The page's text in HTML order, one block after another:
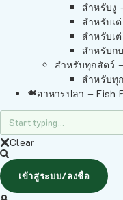
สำหรับงู
สำหรับเ
สำหรับเ
สำหรับก
สำหรับทุกสัตว์
สำหรับทุ
อาหารปลา – Fish
Clear
เข้าสู่ระบบ/ลงชื่อ